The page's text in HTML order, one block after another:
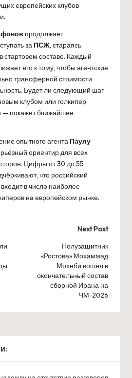
европейских клубов
продолжает
за ПСЖ, стараясь
стартовом составе. Каждый
его к тому, чтобы агентские
трансферной стоимости
Будет ли следующий шаг
клубом или голкипер
— покажет ближайшее
опытного агента Паулу
ориентир для всех
Цифры от 30 до 55
что российский
в число наиболее
на европейском рынке.
Next Post
Полузащитник
«Ростова» Мохаммад
Мохеби вошёл в
окончательный состав
сборной Ирана на
ЧМ-2026